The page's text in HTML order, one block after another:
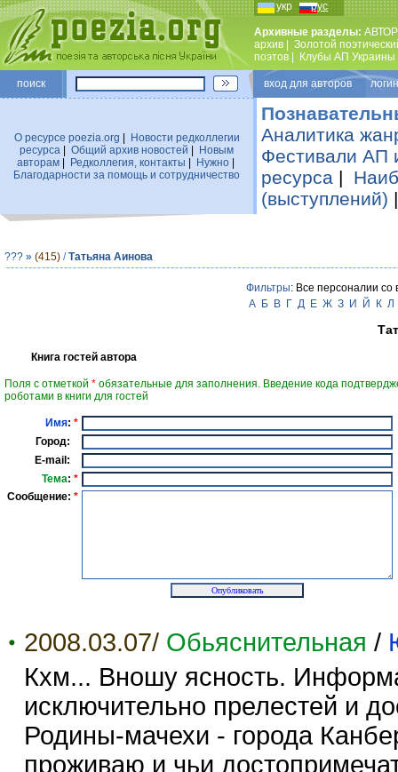
укр рус
Архивные разделы:
архив
Золотой
поэтов
Клубы АП Украины
поиск вход для авторов
О ресурсе poezia.org
Новости редколлегии
ресурса
Общий архив новостей
Новым
авторам| Редколлегия, контакты Нужно|
Благодарности за помощь и сотрудничество
Аналитика
Фестивали АП
ресурса |
(выступлений)
??? » (415) /Татьяна Аинова
Фильтры: Все персоналии со
А
Б В Г Д Е Ж З И Й К Л
Книга гостей автора
Поля с отметкой * обязательные для заполнения. Введение кода
роботами в книги для гостей
Имя: *
Город:
E-mail:
Тема: *
Сообщение: *
2008.03.07/ Обьяснительная /
Кхм... Вношу ясность.
исключительно прелестей и
Родины-мачехи - города
проживаю и чьи